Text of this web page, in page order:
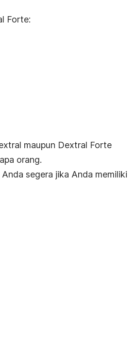
Forte:
maupun Dextral Forte
orang.
segera jika Anda memiliki